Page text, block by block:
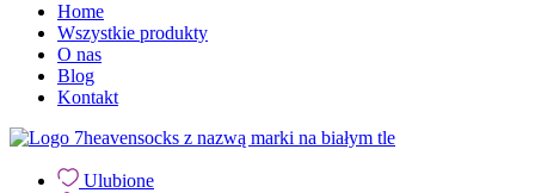
Home
Wszystkie produkty
O nas
Blog
Kontakt
Ulubione